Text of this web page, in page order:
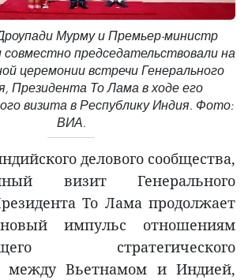
Мурму и Премьер-министр
председательствовали на
церемонии встречи Генерального
Президента То Лама в ходе его
визита в Республику Индия. Фото:
ВИА.
делового сообщества,
визит Генерального
То Лама продолжает
импульс отношениям
стратегического
между Вьетнамом и Индией,